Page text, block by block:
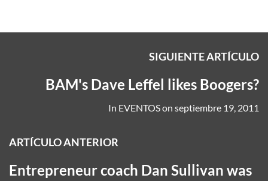
SIGUIENTE ARTÍCULO
BAM's Dave Leffel likes Boogers?
In EVENTOSon septiembre 19, 2011
ARTÍCULO ANTERIOR
Entrepreneur coach Dan Sullivan was